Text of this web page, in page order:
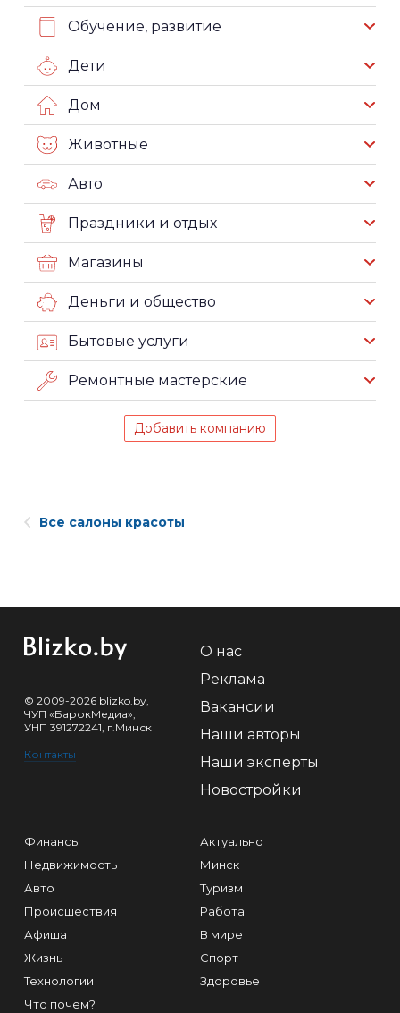
Обучение, развитие
Дети
Дом
Животные
Авто
Праздники и отдых
Магазины
Деньги и общество
Бытовые услуги
Ремонтные мастерские
Добавить компанию
Все салоны красоты
© 2009-2026 blizko.by,
ЧУП «БарокМедиа»,
УНП 391272241, г.Минск
Контакты
О нас
Реклама
Вакансии
Наши авторы
Наши эксперты
Новостройки
Финансы
Недвижимость
Авто
Происшествия
Афиша
Жизнь
Технологии
Что почем?
Актуально
Минск
Туризм
Работа
В мире
Спорт
Здоровье